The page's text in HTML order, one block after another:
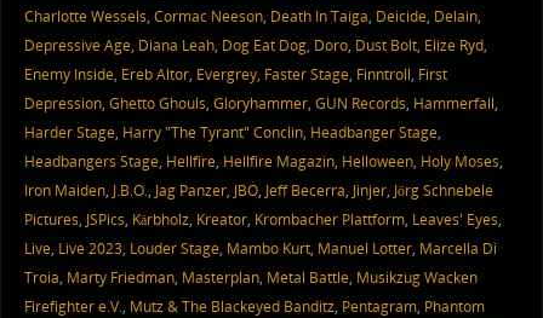
Charlotte Wessels, Cormac Neeson, Death In Taiga, Deicide, Delain,
Depressive Age, Diana Leah, Dog Eat Dog, Doro, Dust Bolt, Elize Ryd,
Enemy Inside, Ereb Altor, Evergrey, Faster Stage, Finntroll, First
Depression, Ghetto Ghouls, Gloryhammer, GUN Records, Hammerfall,
Harder Stage, Harry "The Tyrant" Conclin, Headbanger Stage,
Headbangers Stage, Hellfire, Hellfire Magazin, Helloween, Holy Moses,
Iron Maiden, J.B.O., Jag Panzer, JBO, Jeff Becerra, Jinjer, Jörg Schnebele
Pictures, JSPics, Kärbholz, Kreator, Krombacher Plattform, Leaves' Eyes,
Live, Live 2023, Louder Stage, Mambo Kurt, Manuel Lotter, Marcella Di
Troia, Marty Friedman, Masterplan, Metal Battle, Musikzug Wacken
Firefighter e.V., Mutz & The Blackeyed Banditz, Pentagram, Phantom